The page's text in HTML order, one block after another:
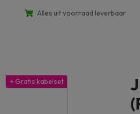
Alles uit voorraad leverbaar
+ Gratis kabelset